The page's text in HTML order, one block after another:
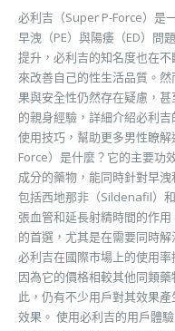
必利吉（Super P-Force）是
早洩（PE）與陽痿（ED）問
提升，必利吉的知名度也在
來改善自己的性生活品質。
果與安全性仍然存在疑慮，
的親身經驗，詳細介紹必利
使用技巧，幫助更多男性瞭
Force）是什麼？它的主要功
成分的藥物，能同時針對早
包括西地那非（Sildenafil）
張血管和延長射精時間的作
的首選，尤其是在需要同時
必利吉在國際市場上的使用
因為它的價格相較其他同類
此，仍有不少用戶對其效果
效果。 使用必利吉的用戶體